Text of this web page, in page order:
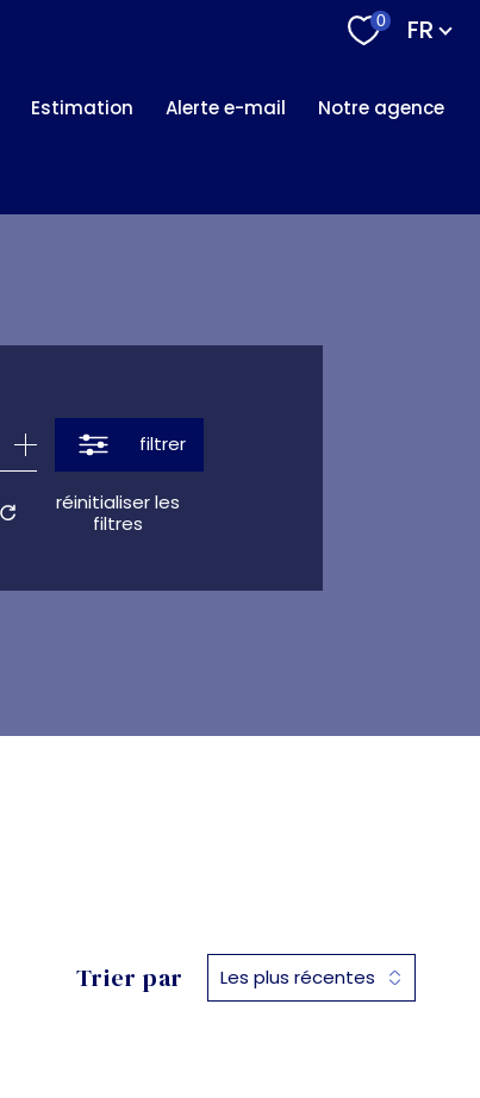
0 Langue
FR
estimation alerte e-mail notre agence
filtrer
réinitialiser les
filtres
Trier par Les plus récentes